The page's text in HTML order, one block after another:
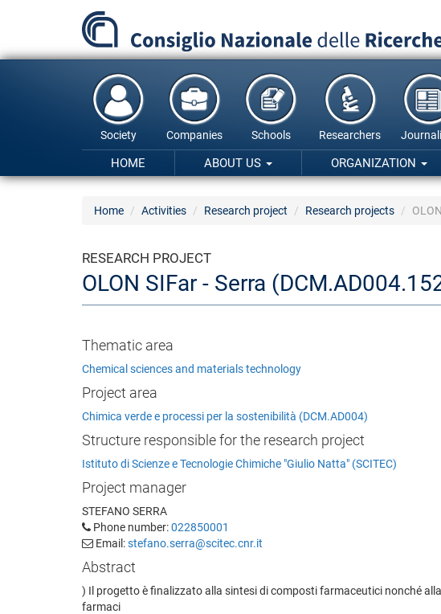
content
Society Companies Schools Researchers
HOME ABOUT US ORGANIZATION
Home Activities Research project Research projects
RESEARCH PROJECT
OLON SIFar - Serra
Thematic area
Chemical sciences and materials technology
Project area
Chimica verde e processi per la sostenibilità (DCM.AD004)
Structure responsible for the research project
Istituto di Scienze e Tecnologie Chimiche "Giulio Natta" (SCITEC)
Project manager
STEFANO SERRA
Phone number:022850001
Email:stefano.serra@scitec.cnr.it
Abstract
) Il progetto è finalizzato alla sintesi di composti farmaceutici nonché
farmaci